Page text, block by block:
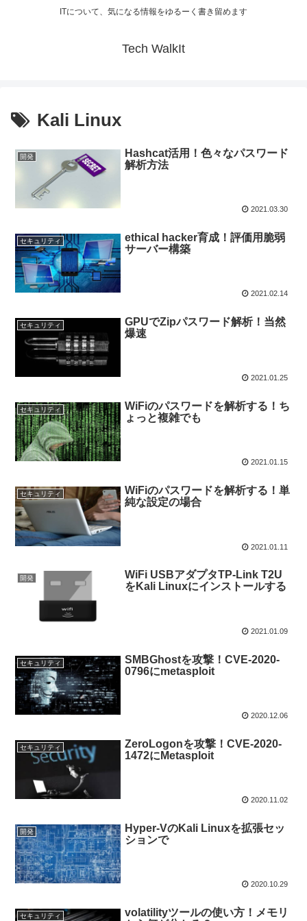
ITについて、気になる情報をゆるーく書き留めます
Tech WalkIt
Kali Linux
開発
Hashcat活用！色々なパスワード
解析方法
2021.03.30
セキュリティ
ethical hacker育成！評価用脆弱
サーバー構築
2021.02.14
セキュリティ
GPUでZipパスワード解析！当然
爆速
2021.01.25
セキュリティ
WiFiのパスワードを解析する！ち
ょっと複雑でも
2021.01.15
セキュリティ
WiFiのパスワードを解析する！単
純な設定の場合
2021.01.11
開発
WiFi USBアダプタTP-Link T2U
をKali Linuxにインストールする
2021.01.09
セキュリティ
SMBGhostを攻撃！CVE-2020-
0796にmetasploit
2020.12.06
セキュリティ
ZeroLogonを攻撃！CVE-2020-
1472にMetasploit
2020.11.02
開発
Hyper-VのKali Linuxを拡張セッ
ションで
2020.10.29
セキュリティ
volatilityツールの使い方！メモリ